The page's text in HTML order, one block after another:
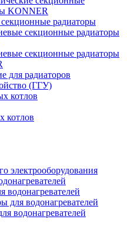
KONNER
радиаторы
секционные радиаторы
секционные радиаторы
для радиаторов
(ГГУ)
котлов
котлов
электрооборудования
водонагревателей
для водонагревателей
водонагревателей